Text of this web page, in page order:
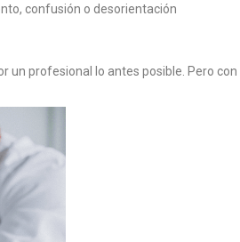
confusión o desorientación
un profesional lo antes posible. Pero